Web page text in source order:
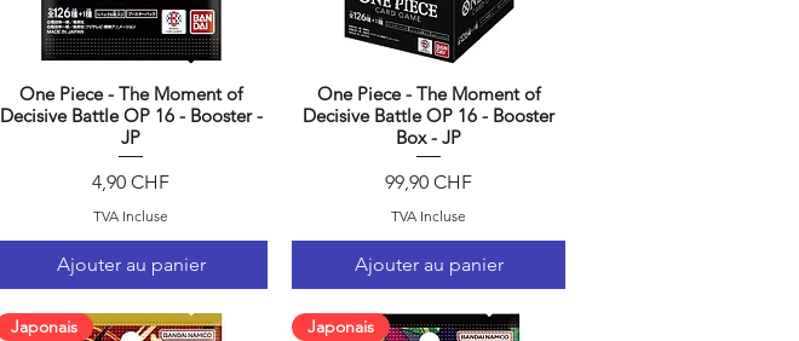
Aperçu rapide
One Piece - The Moment of
Decisive Battle OP 16 - Booster -
JP
Prix
4,90 CHF
TVA Incluse
Ajouter au panier
Aperçu rapide
One Piece - The Moment of
Decisive Battle OP 16 - Booster
Box - JP
Prix
99,90 CHF
TVA Incluse
Ajouter au panier
Japonais Japonais